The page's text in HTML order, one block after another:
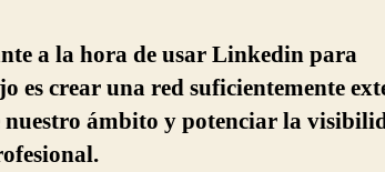
a la hora de usar Linkedin para
es crear una red suficientemente
nuestro ámbito y potenciar la
.